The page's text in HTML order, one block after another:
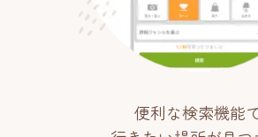
便利な検索機能